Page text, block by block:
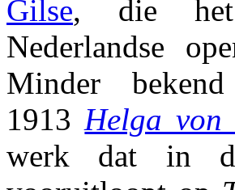
Gilse, die het
Nederlandse
Minder
1913 Helga von
werk dat in